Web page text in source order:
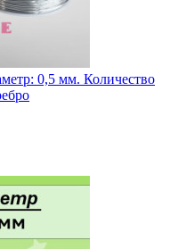
0,5 мм. Количество